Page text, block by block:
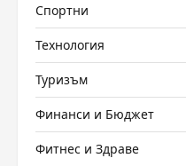
Спортни
Технология
Туризъм
Финанси и Бюджет
Фитнес и Здраве